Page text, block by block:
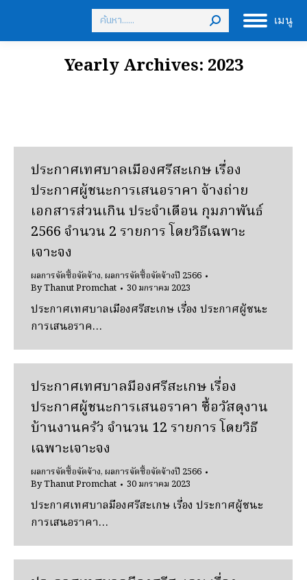
เมนู
Search:
Yearly Archives: 2023
ประกาศเทศบาลเมืองศรีสะเกษ เรื่อง
ประกาศผู้ชนะการเสนอราคา จ้างถ่าย
เอกสารส่วนเกิน ประจำเดือน กุมภาพันธ์
2566 จำนวน 2 รายการ โดยวิธีเฉพาะ
เจาะจง
ผลการจัดซื้อจัดจ้าง,ผลการจัดซื้อจัดจ้างปี 2566
ByThanut Promchat 30 มกราคม 2023
ประกาศเทศบาลเมืองศรีสะเกษ เรื่อง ประกาศผู้ชนะ
การเสนอราค…
ประกาศเทศบาลมืองศรีสะเกษ เรื่อง
ประกาศผู้ชนะการเสนอราคา ซื้อวัสดุงาน
บ้านงานครัว จำนวน 12 รายการ โดยวิธี
เฉพาะเจาะจง
ผลการจัดซื้อจัดจ้าง,ผลการจัดซื้อจัดจ้างปี 2566
ByThanut Promchat 30 มกราคม 2023
ประกาศเทศบาลมืองศรีสะเกษ เรื่อง ประกาศผู้ชนะ
การเสนอราคา…